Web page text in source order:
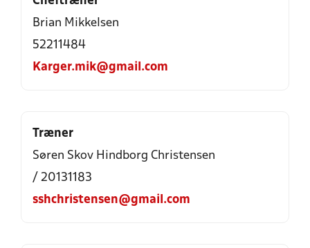
Brian Mikkelsen
52211484
Karger.mik@gmail.com
Træner
Søren Skov Hindborg Christensen
/ 20131183
sshchristensen@gmail.com